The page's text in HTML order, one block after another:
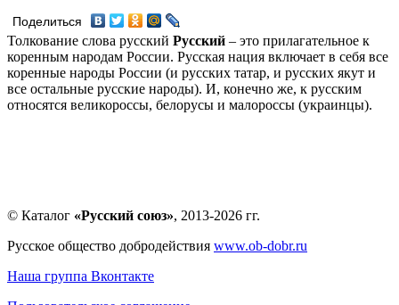
Поделиться
Толкование слова русский Русский – это прилагательное к
коренным народам России. Русская нация включает в себя все
коренные народы России (и русских татар, и русских якут и
все остальные русские народы). И, конечно же, к русским
относятся великороссы, белорусы и малороссы (украинцы).
© Каталог «Русский союз», 2013-2026 гг.
Русское общество добродействия www.ob-dobr.ru
Наша группа Вконтакте